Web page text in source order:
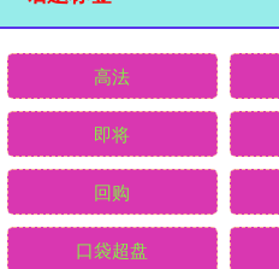
高法
即将
回购
口袋超盘